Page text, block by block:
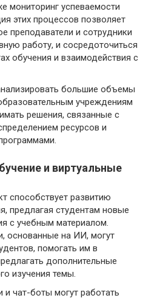
мониторинг успеваемости
этих процессов позволяет
преподаватели и сотрудники
работу, и сосредоточиться
обучения и взаимодействия с
большие объемы
учреждениям
решения, связанные с
ресурсов и
и виртуальные
способствует развитию
предлагая студентам новые
с учебным материалом.
основанные на ИИ, могут
помогать им в
дополнительные
изучения темы.
чат-боты могут работать